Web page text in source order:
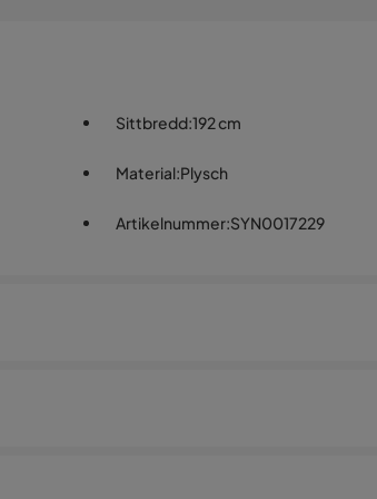
Sittbredd:192 cm
Material:Plysch
Artikelnummer:SYN0017229